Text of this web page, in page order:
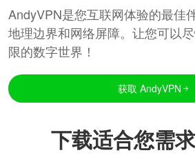
AndyVPN是您互联网体验的最佳
地理边界和网络屏障。让您可以
限的数字世界！
获取 AndyVPN
下载适合您需